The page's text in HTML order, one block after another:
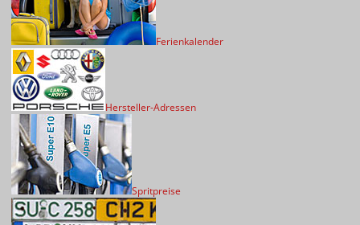
Ferienkalender
Hersteller-Adressen
Spritpreise